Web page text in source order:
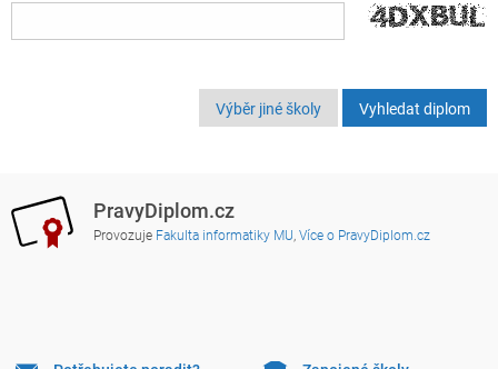
Výběr jiné školy
PravyDiplom.cz
Provozuje Fakulta informatiky MU, Více o PravyDiplom.cz